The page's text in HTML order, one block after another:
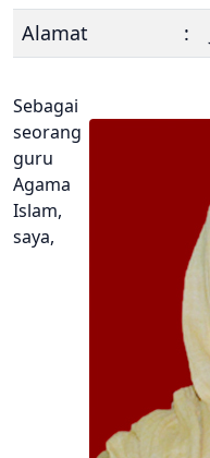
Alamat
:
Sebagai
seorang
guru
Agama
Islam,
saya,